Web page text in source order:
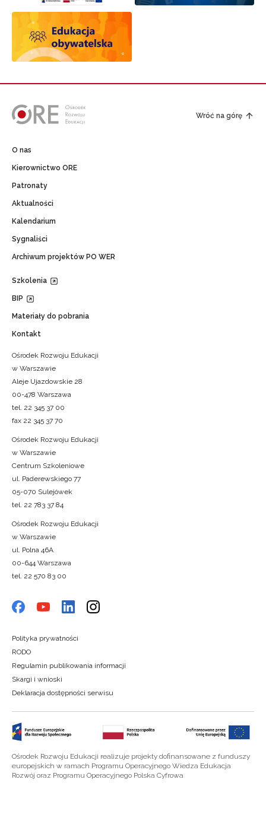
Wróć na górę
O nas
Kierownictwo ORE
Patronaty
Aktualności
Kalendarium
Sygnaliści
Archiwum projektów PO WER
Szkolenia
BIP
Materiały do pobrania
Kontakt
Ośrodek Rozwoju Edukacji
w Warszawie
Aleje Ujazdowskie 28
00-478 Warszawa
tel. 22 345 37 00
fax 22 345 37 70
Ośrodek Rozwoju Edukacji
w Warszawie
Centrum Szkoleniowe
ul. Paderewskiego 77
05-070 Sulejówek
tel. 22 783 37 84
Ośrodek Rozwoju Edukacji
w Warszawie
ul. Polna 46A
00-644 Warszawa
tel. 22 570 83 00
Polityka prywatności
RODO
Regulamin publikowania informacji
Skargi i wnioski
Deklaracja dostępności serwisu
Ośrodek Rozwoju Edukacji realizuje projekty dofinansowane z funduszy
europejskich w ramach Programu Operacyjnego Wiedza Edukacja
Rozwój oraz Programu Operacyjnego Polska Cyfrowa